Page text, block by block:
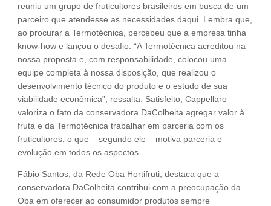
reuniu um grupo de fruticultores brasileiros em busca de um
parceiro que atendesse as necessidades daqui. Lembra que,
ao procurar a Termotécnica, percebeu que a empresa tinha
know-how e lançou o desafio. “A Termotécnica acreditou na
nossa proposta e, com responsabilidade, colocou uma
equipe completa à nossa disposição, que realizou o
desenvolvimento técnico do produto e o estudo de sua
viabilidade econômica”, ressalta. Satisfeito, Cappellaro
valoriza o fato da conservadora DaColheita agregar valor à
fruta e da Termotécnica trabalhar em parceria com os
fruticultores, o que – segundo ele – motiva parceria e
evolução em todos os aspectos.
Fábio Santos, da Rede Oba Hortifruti, destaca que a
conservadora DaColheita contribui com a preocupação da
Oba em oferecer ao consumidor produtos sempre